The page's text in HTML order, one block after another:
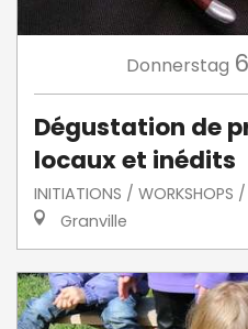
Donnerstag
Dégustation de
locaux et inédits
INITIATIONS / WORKSHOPS
Granville